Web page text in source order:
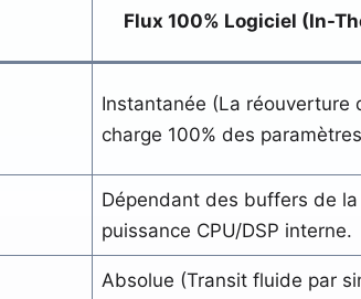
Flux 100% Logiciel (In-
Instantanée (La réouverture
charge 100% des
Dépendant des buffers de
puissance CPU/DSP interne.
Absolue (Transit fluide par